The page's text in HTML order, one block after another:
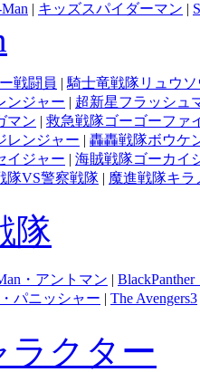
| キッズスパイダーマン |
戦闘員 | 騎士竜戦隊リュウ
ンジャー | 超新星フラッシュ
マン | 救急戦隊ゴーゴーファ
レンジャー | 轟轟戦隊ボウケ
イジャー | 海賊戦隊ゴーカイ
隊VS警察戦隊 | 魔進戦隊キラ
隊
・アントマン |
パニッシャー | The Avengers3
ラクター